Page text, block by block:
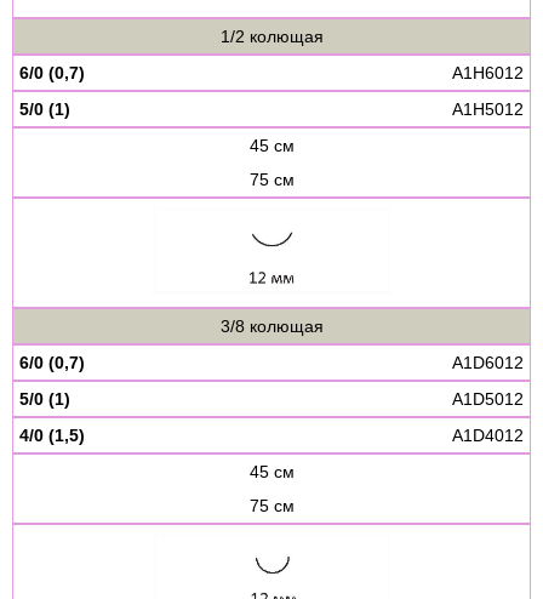
1/2 колющая
6/0 (0,7)
A1H6012
5/0 (1)
A1H5012
45 см
75 см
3/8 колющая
6/0 (0,7)
A1D6012
5/0 (1)
A1D5012
4/0 (1,5)
A1D4012
45 см
75 см